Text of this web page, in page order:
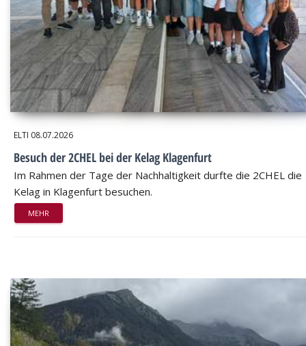
ELTI 08.07.2026
Besuch der 2CHEL bei der Kelag Klagenfurt
Im Rahmen der Tage der Nachhaltigkeit durfte die 2CHEL die
Kelag in Klagenfurt besuchen.
MEHR